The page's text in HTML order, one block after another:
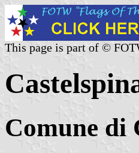
This page is part of ©
Comune di